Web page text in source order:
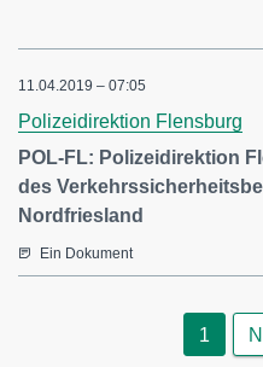
11.04.2019 – 07:05
Polizeidirektion Flensburg
POL-FL: Polizeidirektion
des
Nordfriesland
Ein Dokument
1